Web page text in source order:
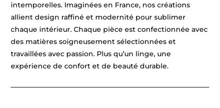
intemporelles. Imaginées en France, nos créations
allient design raffiné et modernité pour sublimer
chaque intérieur. Chaque pièce est confectionnée avec
des matières soigneusement sélectionnées et
travaillées avec passion. Plus qu’un linge, une
expérience de confort et de beauté durable.